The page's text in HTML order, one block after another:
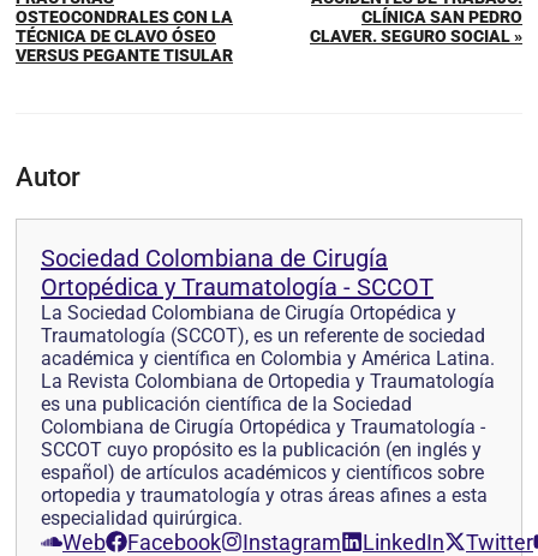
OSTEOCONDRALES CON LA
TÉCNICA DE CLAVO ÓSEO
VERSUS PEGANTE TISULAR
CLÍNICA SAN PEDRO
CLAVER. SEGURO SOCIAL »
Autor
Sociedad Colombiana de Cirugía
Ortopédica y Traumatología - SCCOT
La Sociedad Colombiana de Cirugía Ortopédica y
Traumatología (SCCOT), es un referente de sociedad
académica y científica en Colombia y América Latina.
La Revista Colombiana de Ortopedia y Traumatología
es una publicación científica de la Sociedad
Colombiana de Cirugía Ortopédica y Traumatología -
SCCOT cuyo propósito es la publicación (en inglés y
español) de artículos académicos y científicos sobre
ortopedia y traumatología y otras áreas afines a esta
especialidad quirúrgica.
Web Facebook Instagram LinkedIn Twitter